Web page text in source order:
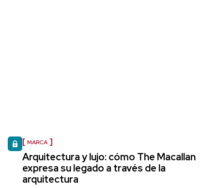
MARCA
Arquitectura y lujo: cómo The Macallan
expresa su legado a través de la
arquitectura